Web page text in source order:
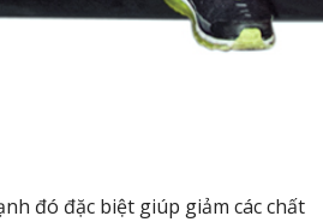
đó đặc biệt giúp giảm các chất